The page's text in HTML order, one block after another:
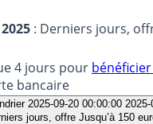
: Derniers jours,
4 jours pour
bancaire
2025-09-20 00:00:00
jours, offre Jusqu’à 150